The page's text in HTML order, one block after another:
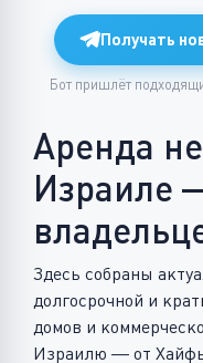
Получать
Бот пришлёт
Аренда
Израиле
Здесь собраны
долгосрочной и
домов и
Израилю — от